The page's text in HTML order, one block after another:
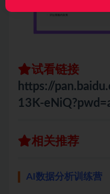
试看链接
https://
13K-
相关推荐
AI数据分析训练营